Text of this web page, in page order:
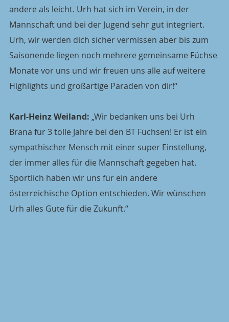
andere als leicht. Urh hat sich im Verein, in der
Mannschaft und bei der Jugend sehr gut integriert.
Urh, wir werden dich sicher vermissen aber bis zum
Saisonende liegen noch mehrere gemeinsame Füchse
Monate vor uns und wir freuen uns alle auf weitere
Highlights und großartige Paraden von dir!“
Karl-Heinz Weiland: „Wir bedanken uns bei Urh
Brana für 3 tolle Jahre bei den BT Füchsen! Er ist ein
sympathischer Mensch mit einer super Einstellung,
der immer alles für die Mannschaft gegeben hat.
Sportlich haben wir uns für ein andere
österreichische Option entschieden. Wir wünschen
Urh alles Gute für die Zukunft.“